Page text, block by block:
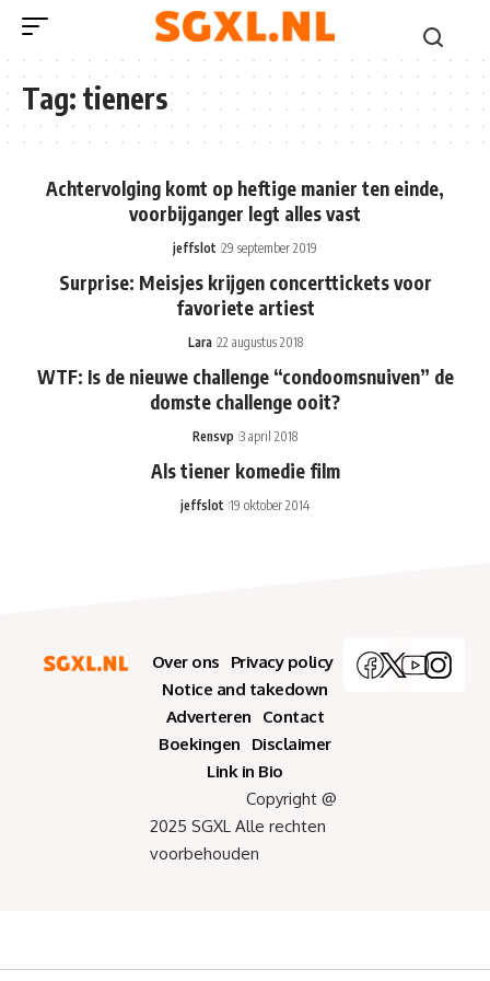
Tag: tieners
Achtervolging komt op heftige manier ten einde,
voorbijganger legt alles vast
jeffslot 29 september 2019
Surprise: Meisjes krijgen concerttickets voor
favoriete artiest
Lara 22 augustus 2018
WTF: Is de nieuwe challenge “condoomsnuiven” de
domste challenge ooit?
Rensvp 3 april 2018
Als tiener komedie film
jeffslot 19 oktober 2014
Over ons
Privacy policy
Notice and takedown
Adverteren
Contact
Boekingen
Disclaimer
Link in Bio
Copyright @
2025 SGXL Alle rechten
voorbehouden